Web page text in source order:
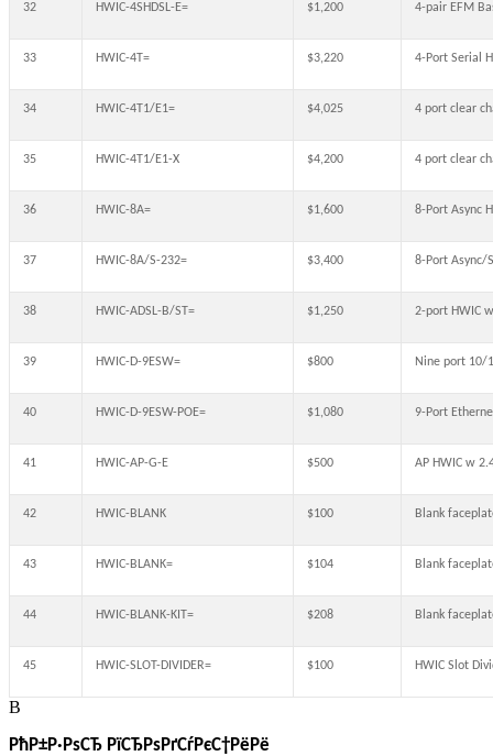
32 HWIC-4SHDSL-E= $1,200 4-pair EFM
33 HWIC-4T= $3,220 4-Port Serial
34 HWIC-4T1/E1= $4,025 4 port clear
35 HWIC-4T1/E1-X $4,200 4 port clear
36 HWIC-8A= $1,600 8-Port Async
37 HWIC-8A/S-232= $3,400 8-Port Async/
38 HWIC-ADSL-B/ST= $1,250 2-port HWIC
39 HWIC-D-9ESW= $800 Nine port 10/
40 HWIC-D-9ESW-POE= $1,080 9-Port
41 HWIC-AP-G-E $500 AP HWIC w
42 HWIC-BLANK $100 Blank
43 HWIC-BLANK= $104 Blank
44 HWIC-BLANK-KIT= $208 Blank
45 HWIC-SLOT-DIVIDER= $100 HWIC Slot
В
РћР±Р·РѕСЂ РїСЂРѕРґСѓРєС†РёРё